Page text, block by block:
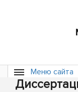
Меню сайта